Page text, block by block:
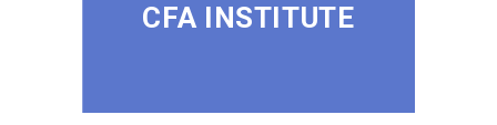
CFA INSTITUTE